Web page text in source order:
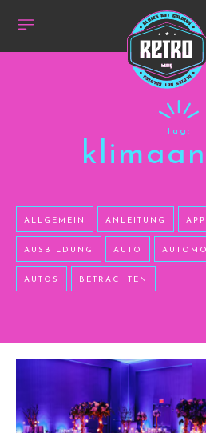
tag:
ALLGEMEIN ANLEITUNG
AUSBILDUNG AUTO
AUTOS BETRACHTEN